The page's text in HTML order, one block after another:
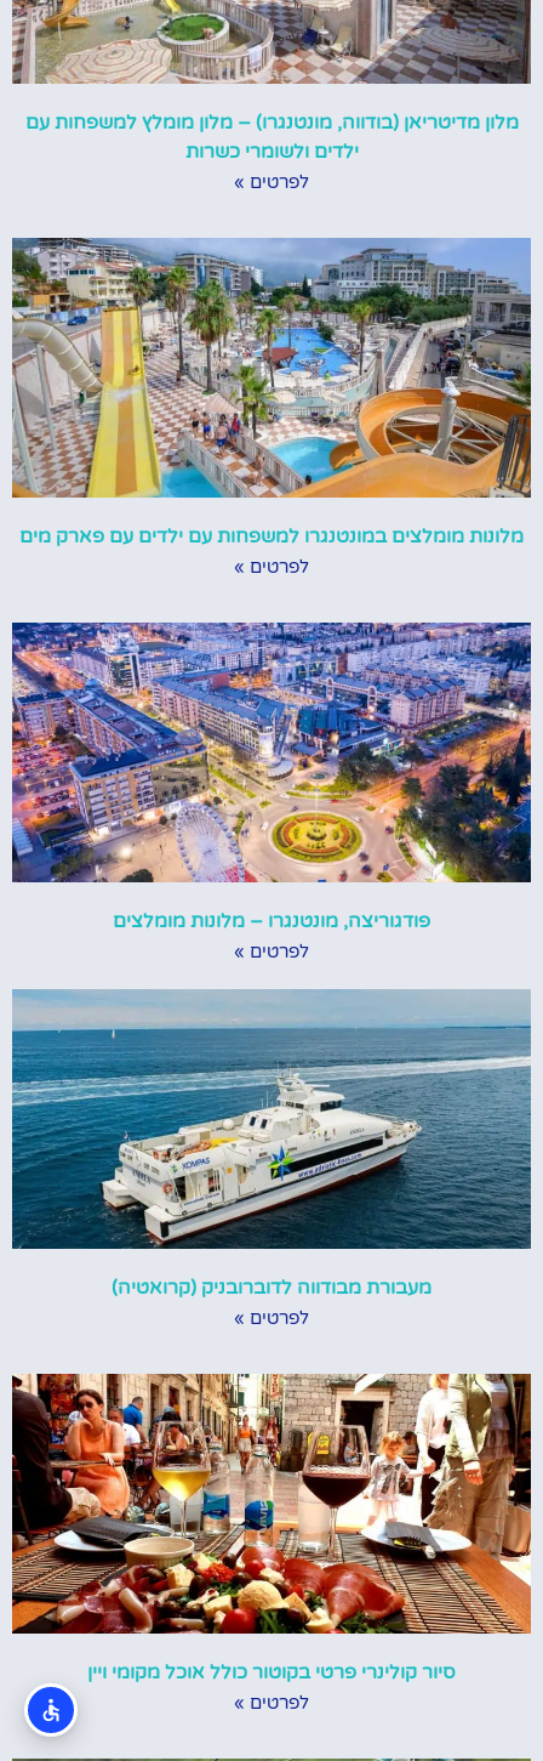
מלון מדיטריאן (בודווה, מונטנגרו) – מלון מומלץ למשפחות עם
ילדים ולשומרי כשרות
לפרטים »
מלונות מומלצים במונטנגרו למשפחות עם ילדים עם פארק מים
לפרטים »
פודגוריצה, מונטנגרו – מלונות מומלצים
לפרטים »
מעבורת מבודווה לדוברובניק (קרואטיה)
לפרטים »
סיור קולינרי פרטי בקוטור כולל אוכל מקומי ויין
לפרטים »